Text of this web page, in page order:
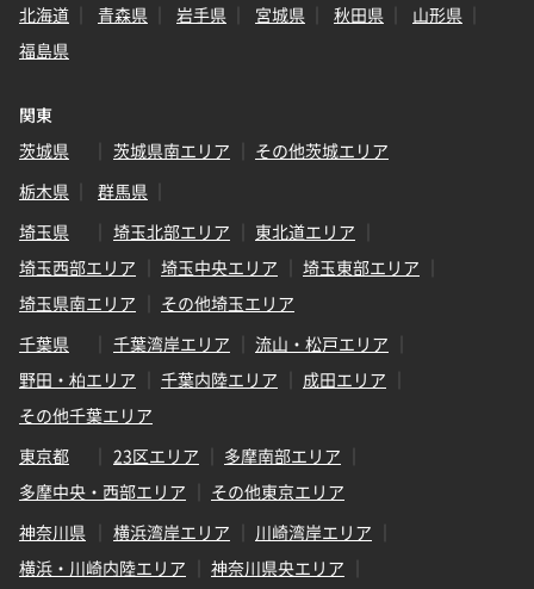
北海道
青森県 岩手県 宮城県 秋田県
山形県
福島県
関東
茨城県
茨城県南エリア
その他茨城エリア
栃木県
群馬県
埼玉県
埼玉北部エリア
東北道エリア
埼玉西部エリア
埼玉中央エリア
埼玉東部エリア
埼玉県南エリア
その他埼玉エリア
千葉県
千葉湾岸エリア
流山・松戸エリア
野田・柏エリア
千葉内陸エリア
成田エリア
その他千葉エリア
東京都
23区エリア
多摩南部エリア
多摩中央・西部エリア
その他東京エリア
神奈川県
横浜湾岸エリア
川崎湾岸エリア
横浜・川崎内陸エリア
神奈川県央エリア